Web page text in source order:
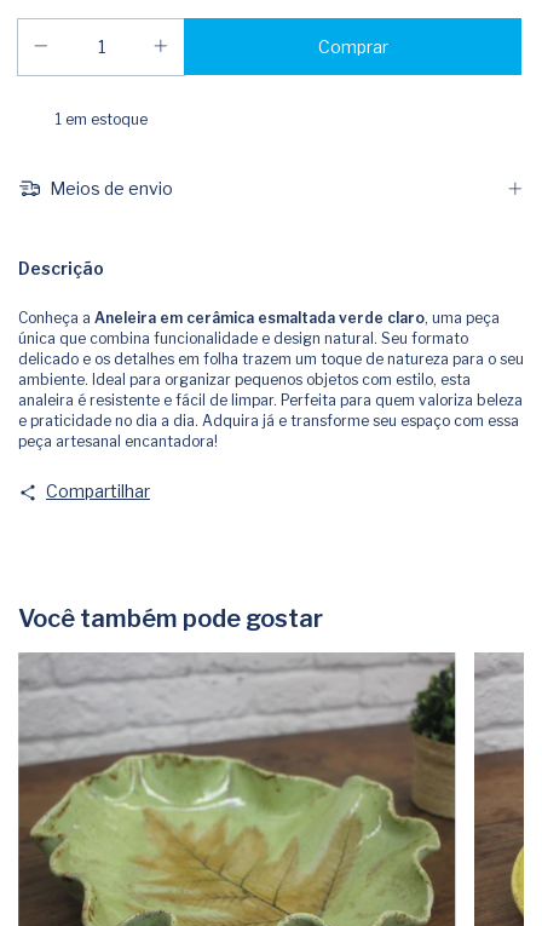
1 em estoque
Meios de envio
Descrição
Conheça a Aneleira em cerâmica esmaltada verde claro, uma peça
única que combina funcionalidade e design natural. Seu formato
delicado e os detalhes em folha trazem um toque de natureza para o seu
ambiente. Ideal para organizar pequenos objetos com estilo, esta
analeira é resistente e fácil de limpar. Perfeita para quem valoriza beleza
e praticidade no dia a dia. Adquira já e transforme seu espaço com essa
peça artesanal encantadora!
Compartilhar
Você também pode gostar